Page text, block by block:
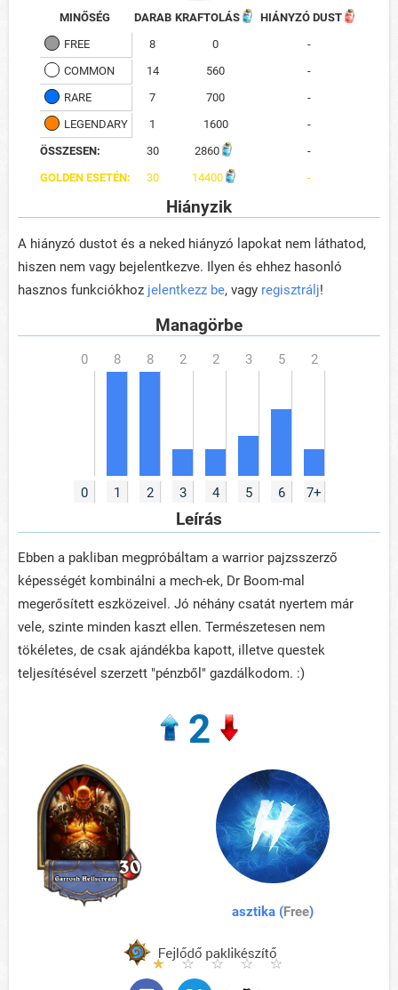
MINŐSÉG DARAB KRAFTOLÁS
HIÁNYZÓ DUST
FREE
8 0
-
COMMON
14 560
-
RARE
7 700
-
LEGENDARY
1 1600
-
ÖSSZESEN:
30 2860
-
GOLDEN ESETÉN:
30 14400 -
Hiányzik
A hiányzó dustot és a neked hiányzó lapokat nem láthatod,
hiszen nem vagy bejelentkezve. Ilyen és ehhez hasonló
hasznos funkciókhoz jelentkezz be, vagy regisztrálj!
Managörbe
0 1 2 3 4 5 6 7+
Leírás
Ebben a pakliban megpróbáltam a warrior pajzsszerző
képességét kombinálni a mech-ek, Dr Boom-mal
megerősített eszközeivel. Jó néhány csatát nyertem már
vele, szinte minden kaszt ellen. Természetesen nem
tökéletes, de csak ajándékba kapott, illetve questek
teljesítésével szerzett "pénzből" gazdálkodom. :)
2
asztika (Free)